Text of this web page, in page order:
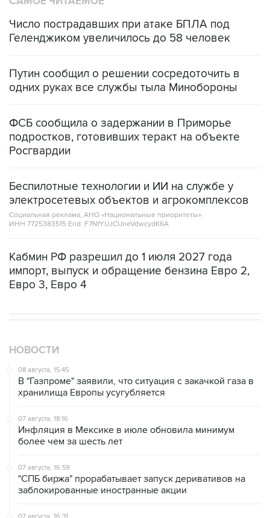
Число пострадавших при атаке БПЛА под
Геленджиком увеличилось до 58 человек
Путин сообщил о решении сосредоточить в
одних руках все службы тыла Минобороны
ФСБ сообщила о задержании в Приморье
подростков, готовивших теракт на объекте
Росгвардии
Беспилотные технологии и ИИ на службе у
электросетевых объектов и агрокомплексов
Социальная реклама, АНО «Национальные приоритеты».
ИНН 7725383515 Erid: F7NfYUJCUneVdwcydK6A
Кабмин РФ разрешил до 1 июля 2027 года
импорт, выпуск и обращение бензина Евро 2,
Евро 3, Евро 4
НОВОСТИ
08 августа, 15:45
В "Газпроме" заявили, что ситуация с закачкой газа в
хранилища Европы усугубляется
07 августа, 18:16
Инфляция в Мексике в июле обновила минимум
более чем за шесть лет
07 августа, 16:59
"СПБ биржа" прорабатывает запуск деривативов на
заблокированные иностранные акции